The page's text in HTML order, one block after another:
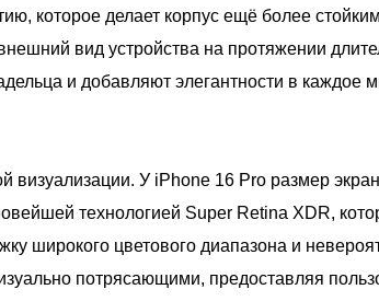
которое делает корпус ещё более
вид устройства на протяжении
и добавляют элегантности в каждое
У iPhone 16 Pro размер
технологией Super Retina XDR,
широкого цветового диапазона и
потрясающими, предоставляя